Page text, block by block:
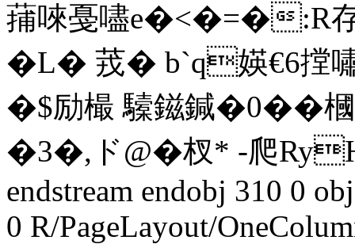
蒱唻戞嚍e�<�=�:R存
�L� 茙� b`q媖€6
�$励樶 驝鎡鍼�0�� 槶
�3� ,ド@�杈* -爬
endstream endobj 310 0
0 R/PageLayout/